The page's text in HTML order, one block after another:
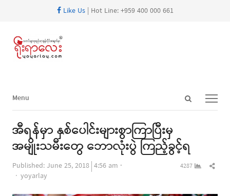
Like Us| Hot Line: +959 400 000 661
Open
Menu
Menu
အီရန်မှာ နှစ်ပေါင်းများစွာကြာပြီးမှ
အမျိုးသမီးတွေ ဘောလုံးပွဲ ကြည့်ခွင့်ရ
Published:June 25, 2018 4:56 am
Author
yoyarlay
4287